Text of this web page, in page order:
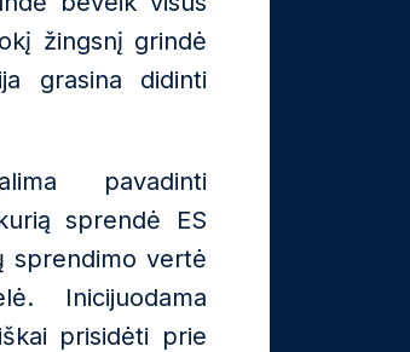
žingsnį grindė
grasina didinti
ma pavadinti
sprendė ES
sprendimo vertė
Inicijuodama
prisidėti prie